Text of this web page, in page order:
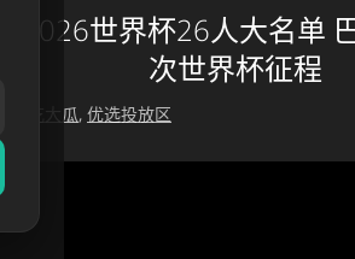
2026世界杯26人大名单
次世界杯征程
必吃大瓜, 优选投放区